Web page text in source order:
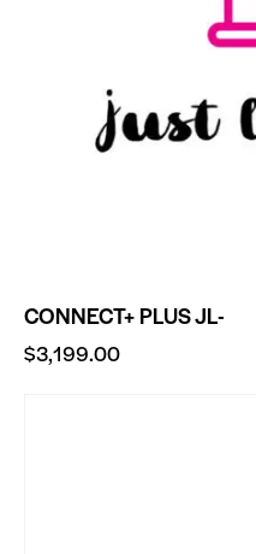
CONNECT+ PLUS JL-
$3,199.00